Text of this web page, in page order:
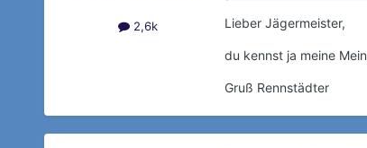
2,6k Lieber Jägermeister,
du kennst ja meine
Gruß Rennstädter